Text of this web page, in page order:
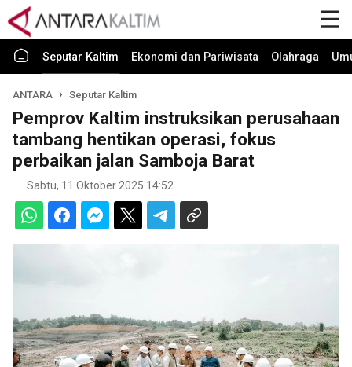
Seputar Kaltim Ekonomi dan Pariwisata Olahraga
ANTARA Seputar Kaltim
Pemprov Kaltim instruksikan perusahaan
tambang hentikan operasi, fokus
perbaikan jalan Samboja Barat
Sabtu, 11 Oktober 2025 14:52